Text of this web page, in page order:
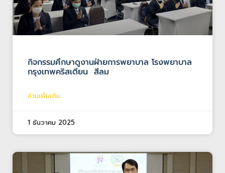
กิจกรรมศึกษาดูงานฝ่ายการพยาบาล โรงพยาบาล
กรุงเทพคริสเตียน สีลม
อ่านเพิ่มเติม...
1 ธันวาคม 2025